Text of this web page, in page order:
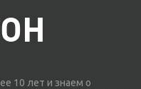
10 лет и знаем о